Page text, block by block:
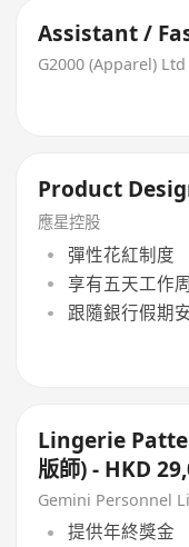
Assistant /
G2000 (Apparel) Ltd
Product
應星控股
彈性花紅制度
享有五天工作周
跟隨銀行假期
Lingerie
版師) - HKD
Gemini Personnel
提供年終獎金